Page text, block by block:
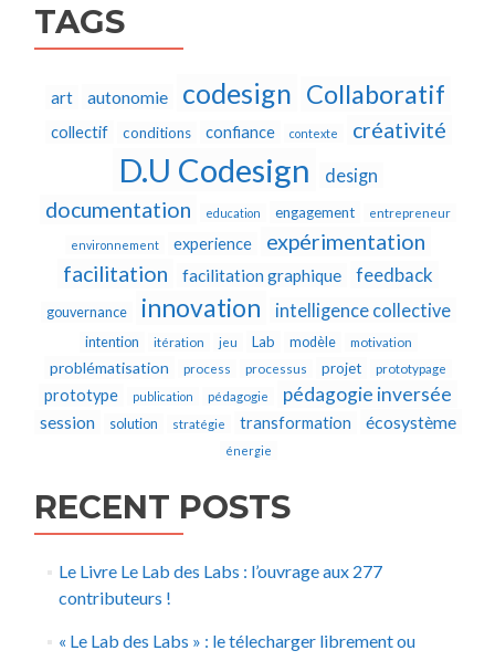
TAGS
art autonomie codesign Collaboratif
collectif conditions confiance contexte créativité
D.U Codesign design
documentation education engagement entrepreneur
environnement experience
expérimentation
facilitation
facilitation graphique feedback
gouvernance innovation intelligence collective
intention itération jeu Lab modèle motivation
problématisation process processus projet prototypage
prototype publication pédagogie pédagogie inversée
session solution stratégie transformation écosystème
énergie
RECENT POSTS
Le Livre Le Lab des Labs : l’ouvrage aux 277
contributeurs !
« Le Lab des Labs » : le télecharger librement ou